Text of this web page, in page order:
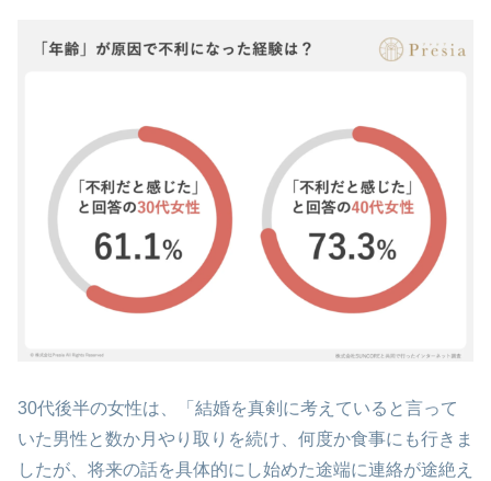
30代後半の女性は、「結婚を真剣に考えていると言って
いた男性と数か月やり取りを続け、何度か食事にも行きま
したが、将来の話を具体的にし始めた途端に連絡が途絶え